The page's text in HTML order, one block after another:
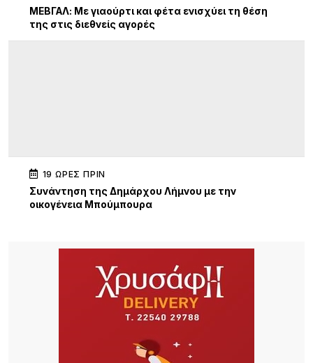
ΜΕΒΓΑΛ: Με γιαούρτι και φέτα ενισχύει τη θέση
της στις διεθνείς αγορές
19 ΏΡΕΣ ΠΡΙΝ
Συνάντηση της Δημάρχου Λήμνου με την
οικογένεια Μπούμπουρα
συνεργασίες και διακρίσεις
«Όταν η Αγάπη Πλημμυρίζει την Πόλη»: Συναυλία